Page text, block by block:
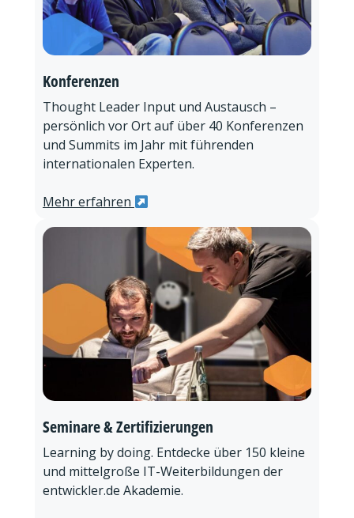
Konferenzen
Thought Leader Input und Austausch –
persönlich vor Ort auf über 40 Konferenzen
und Summits im Jahr mit führenden
internationalen Experten.
Mehr erfahren
Seminare & Zertifizierungen
Learning by doing. Entdecke über 150 kleine
und mittelgroße IT-Weiterbildungen der
entwickler.de Akademie.